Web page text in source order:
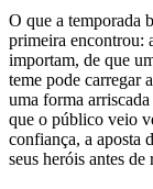
O que a temporada
primeira encontrou:
importam, de que
teme pode carregar
uma forma
que o público veio
confiança, a aposta
seus heróis antes